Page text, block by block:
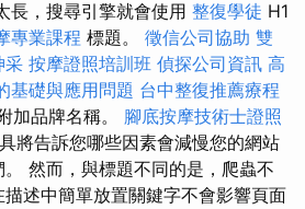
長，搜尋引擎就會使用 整復學徒 H1
專業課程 標題。 徵信公司協助 雙
采 按摩證照培訓班 偵探公司資訊 高
基礎與應用問題 台中整復推薦療程
加品牌名稱。 腳底按摩技術士證照
將告訴您哪些因素會減慢您的網站
然而，與標題不同的是，爬蟲不
述中簡單放置關鍵字不會影響頁面